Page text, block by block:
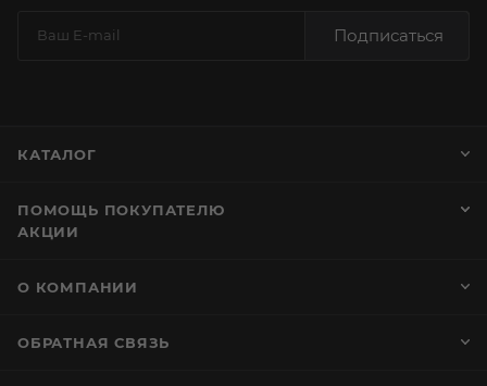
Подписаться
КАТАЛОГ
ПОМОЩЬ ПОКУПАТЕЛЮ
АКЦИИ
О КОМПАНИИ
ОБРАТНАЯ СВЯЗЬ